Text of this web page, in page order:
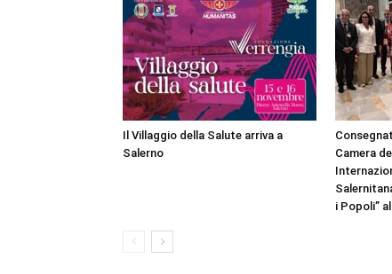
Il Villaggio della Salute arriva a
Salerno
Camera
i Popoli”